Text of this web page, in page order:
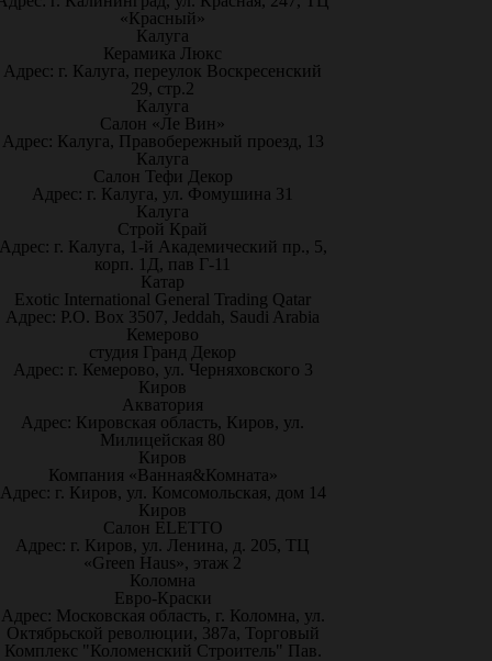
«Красный»
Калуга
Керамика Люкс
Адрес: г. Калуга, переулок Воскресенский
29, стр.2
Калуга
Салон «Ле Вин»
Адрес: Калуга, Правобережный проезд, 13
Калуга
Салон Тефи Декор
Адрес: г. Калуга, ул. Фомушина 31
Калуга
Строй Край
г. Калуга, 1-й Академический пр., 5,
корп. 1Д, пав Г-11
Катар
Exotic International General Trading Qatar
Адрес: P.O. Box 3507, Jeddah, Saudi Arabia
Кемерово
студия Гранд Декор
Адрес: г. Кемерово, ул. Черняховского 3
Киров
Акватория
Адрес: Кировская область, Киров, ул.
Милицейская 80
Киров
Компания «Ванная&Комната»
Адрес: г. Киров, ул. Комсомольская, дом 14
Киров
Салон ELETTO
Адрес: г. Киров, ул. Ленина, д. 205, ТЦ
«Green Haus», этаж 2
Коломна
Евро-Краски
Адрес: Московская область, г. Коломна, ул.
Октябрьской революции, 387а, Торговый
Комплекс "Коломенский Строитель" Пав.